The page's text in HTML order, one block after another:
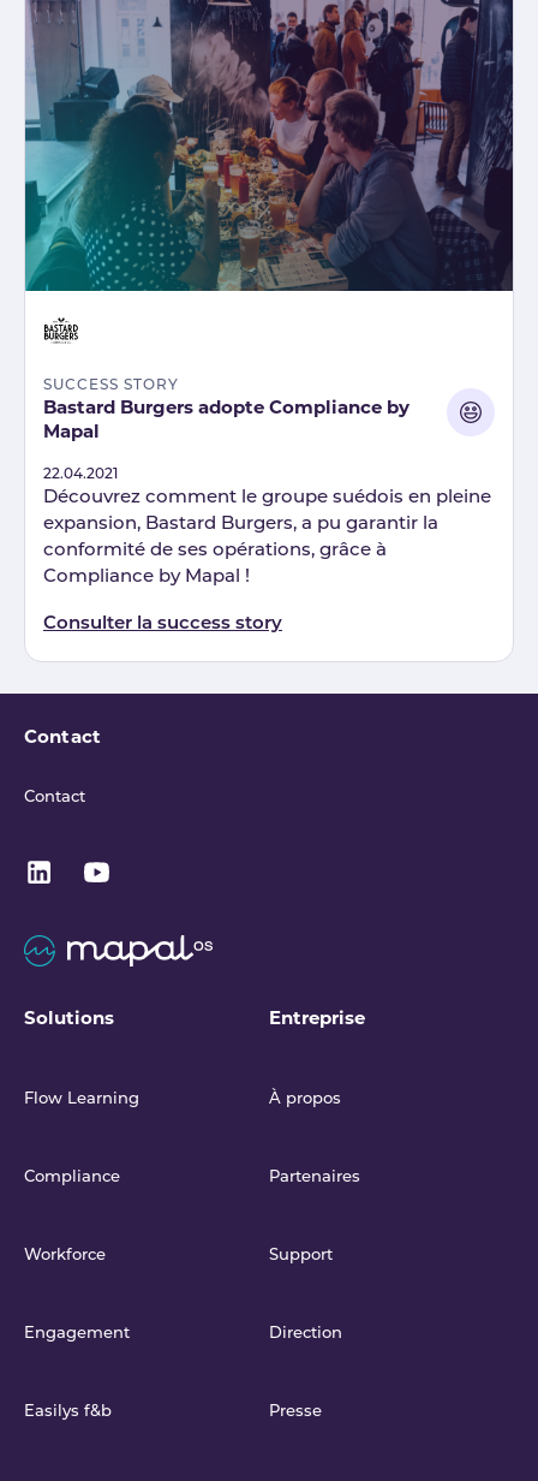
SUCCESS STORY
Bastard Burgers adopte Compliance by
Mapal
Published
22.04.2021
Découvrez comment le groupe suédois en pleine
expansion, Bastard Burgers, a pu garantir la
conformité de ses opérations, grâce à
Compliance by Mapal !
Consulter la success story
Contact
Contact
Solutions
Flow Learning
Compliance
Workforce
Engagement
Easilys f&b
Entreprise
À propos
Partenaires
Support
Direction
Presse